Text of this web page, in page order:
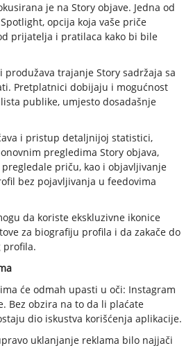
je na Story objave. Jedna od
opcija koja vaše priče
prijatelja i pratilaca kako bi bile
produžava trajanje Story sadržaja sa
Pretplatnici dobijaju i mogućnost
publike, umjesto dosadašnje
i pristup detaljnijoj statistici,
pregledima Story objava,
priču, kao i objavljivanje
bez pojavljivanja u feedovima
da koriste ekskluzivne ikonice
za biografiju profila i da zakače do
profila.
će odmah upasti u oči: Instagram
Bez obzira na to da li plaćate
dio iskustva korišćenja aplikacije.
uklanjanje reklama bilo najjači